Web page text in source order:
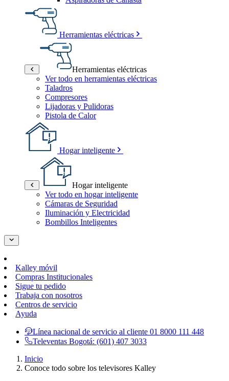
Herramientas eléctricas
Herramientas eléctricas
Ver todo en herramientas eléctricas
Taladros
Compresores
Lijadoras y Pulidoras
Pistola de Calor
Hogar inteligente
Hogar inteligente
Ver todo en hogar inteligente
Cámaras de Seguridad
Iluminación y Electricidad
Bombillos Inteligentes
Kalley móvil
Compras Institucionales
Sigue tu pedido
Trabaja con nosotros
Centros de servicio
Ayuda
Línea nacional de servicio al cliente 01 8000 111 448
Televentas Bogotá: (601) 407 3033
Inicio
Conoce todo sobre los televisores Kalley